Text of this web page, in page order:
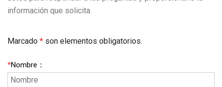
información que solicita.
Marcado * son elementos obligatorios.
*Nombre ：